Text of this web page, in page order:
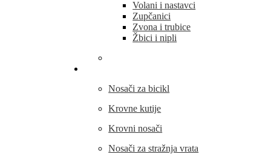
Volani i nastavci
Zupčanici
Zvona i trubice
Žbici i nipli
Nosači za bicikl
Krovne kutije
Krovni nosači
Nosači za stražnja vrata